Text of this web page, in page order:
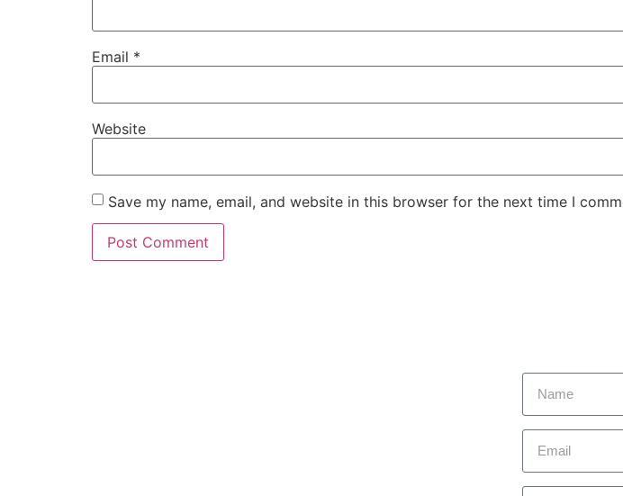
Email *
Website
Save my name, email, and website in this browser for the next time I